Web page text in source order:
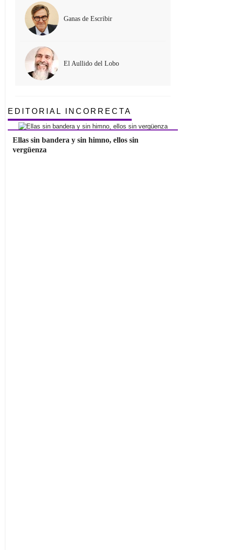
Ganas de Escribir
El Aullido del Lobo
EDITORIAL INCORRECTA
Ellas sin bandera y sin himno, ellos sin
vergüenza